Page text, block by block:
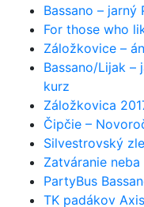
Bassano –
For those who
Záložkovice –
Bassano/Lijak
kurz
Záložkovica
Čipčie –
Silvestrovský
Zatváranie
PartyBus
TK padákov